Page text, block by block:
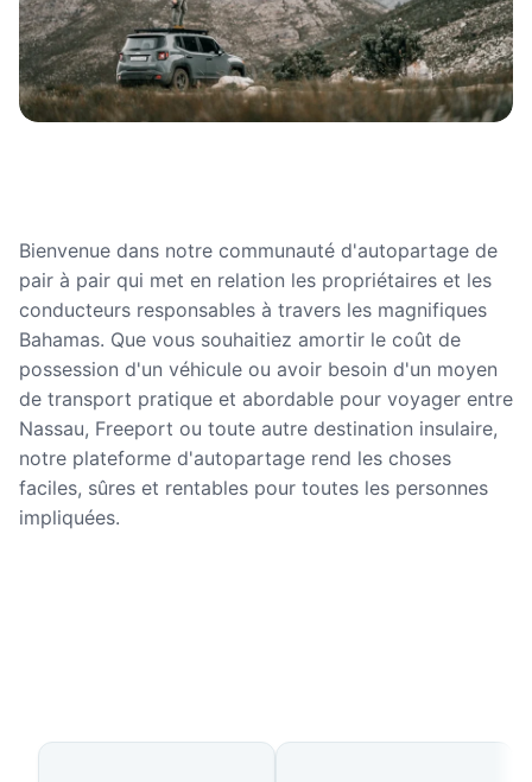
Bienvenue dans notre communauté d'autopartage de
pair à pair qui met en relation les propriétaires et les
conducteurs responsables à travers les magnifiques
Bahamas. Que vous souhaitiez amortir le coût de
possession d'un véhicule ou avoir besoin d'un moyen
de transport pratique et abordable pour voyager entre
Nassau, Freeport ou toute autre destination insulaire,
notre plateforme d'autopartage rend les choses
faciles, sûres et rentables pour toutes les personnes
impliquées.
Pays disponibles